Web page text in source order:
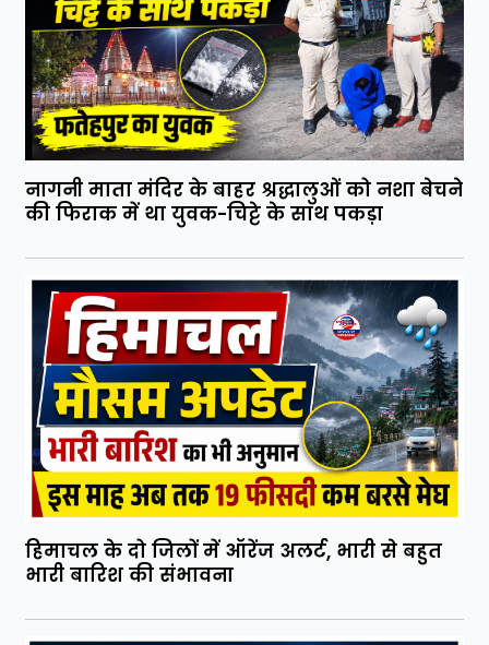
नागनी माता मंदिर के बाहर श्रद्धालुओं को नशा बेचने
की फिराक में था युवक-चिट्टे के साथ पकड़ा
हिमाचल के दो जिलों में ऑरेंज अलर्ट, भारी से बहुत
भारी बारिश की संभावना